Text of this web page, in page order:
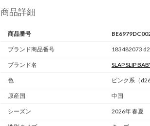
商品詳細
商品番号
ブランド商品番号 183482073
ブランド名 SLAP SLIP
色 ピンク系（d26
原産国 中国
シーズン 2026年 春夏